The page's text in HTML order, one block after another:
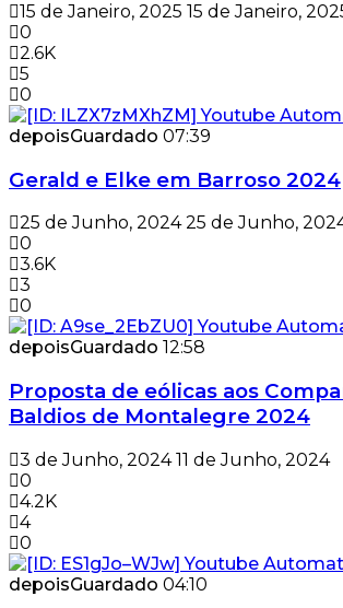
15 de Janeiro, 2025 15 de Janeiro,
0
2.6K
5
0
depoisGuardado 07:39
Gerald e Elke em Barroso 2024
25 de Junho, 2024 25 de Junho,
0
3.6K
3
0
depoisGuardado 12:58
Proposta de eólicas aos
Baldios de Montalegre 2024
3 de Junho, 2024 11 de Junho, 2024
0
4.2K
4
0
depoisGuardado 04:10